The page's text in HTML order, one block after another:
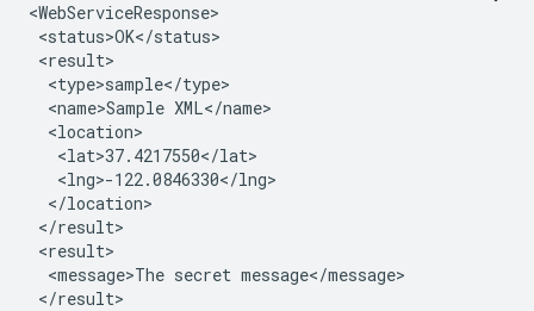
<WebServiceResponse>
<status>OK</status>
<result>
  <type>sample</type>
  <name>Sample XML</name>
  <location>
   <lat>37.4217550</lat>
   <lng>-122.0846330</lng>
  </location>
</result>
<result>
  <message>The secret message</message>
</result>